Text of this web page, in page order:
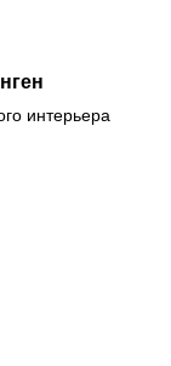
интерьера